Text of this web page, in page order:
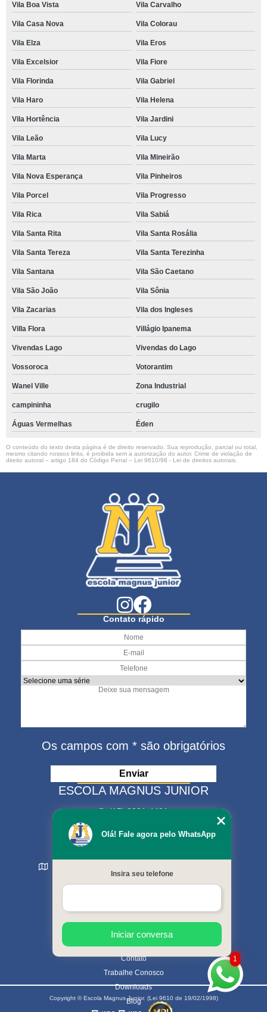
Vila Boa Vista Vila Carvalho
Vila Casa Nova Vila Colorau
Vila Elza Vila Eros
Vila Excelsior Vila Fiore
Vila Florinda Vila Gabriel
Vila Haro Vila Helena
Vila Hortência Vila Jardini
Vila Leão Vila Lucy
Vila Marta Vila Mineirão
Vila Nova Esperança Vila Pinheiros
Vila Porcel Vila Progresso
Vila Rica Vila Sabiá
Vila Santa Rita Vila Santa Rosália
Vila Santa Tereza Vila Santa Terezinha
Vila Santana Vila São Caetano
Vila São João Vila Sônia
Vila Zacarias Vila dos Ingleses
Villa Flora Villágio Ipanema
Vivendas Lago Vivendas do Lago
Vossoroca Votorantim
Wanel Ville Zona Industrial
campininha crugilo
Águas Vermelhas Éden
O conteúdo do texto desta página é de direito reservado. Sua reprodução, parcial ou total,
mesmo citando nossos links, é proibida sem a autorização do autor. Crime de violação de
direito autoral – artigo 184 do Código Penal – Lei 9610/98 - Lei de direitos autorais
Contato rápido
Os campos com * são obrigatórios
ESCOLA MAGNUS JUNIOR
(15) 3321-4401
(15) 99630-9333
matriculas@escolamagnus.com.br
Sorocaba - SP - CEP: 18044-130
MENU
Cursos oferecidos
Contato
Trabalhe Conosco
Downloads
Blog
Copyright © Escola Magnus Junior. (Lei 9610 de 19/02/1998)
1
Olá! Fale agora pelo WhatsApp
Insira seu telefone
Iniciar conversa